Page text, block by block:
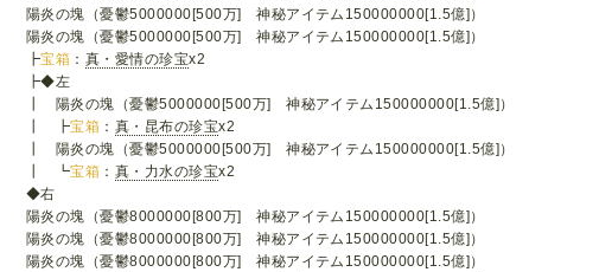
陽炎の塊（憂鬱5000000[500万] 神秘アイテム150000000[1.5億]）
陽炎の塊（憂鬱5000000[500万] 神秘アイテム150000000[1.5億]）
┣宝箱 ： 真・愛情の珍宝x2
┣◆左
┃ 陽炎の塊（憂鬱5000000[500万] 神秘アイテム150000000[1.5億]）
┃ ┣宝箱 ： 真・昆布の珍宝x2
┃ 陽炎の塊（憂鬱5000000[500万] 神秘アイテム150000000[1.5億]）
┃ ┗宝箱 ： 真・力水の珍宝x2
◆右
陽炎の塊（憂鬱8000000[800万] 神秘アイテム150000000[1.5億]）
陽炎の塊（憂鬱8000000[800万] 神秘アイテム150000000[1.5億]）
陽炎の塊（憂鬱8000000[800万] 神秘アイテム150000000[1.5億]）